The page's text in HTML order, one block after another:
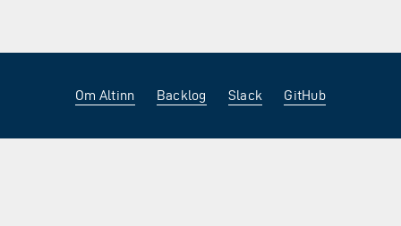
Om Altinn Backlog Slack GitHub